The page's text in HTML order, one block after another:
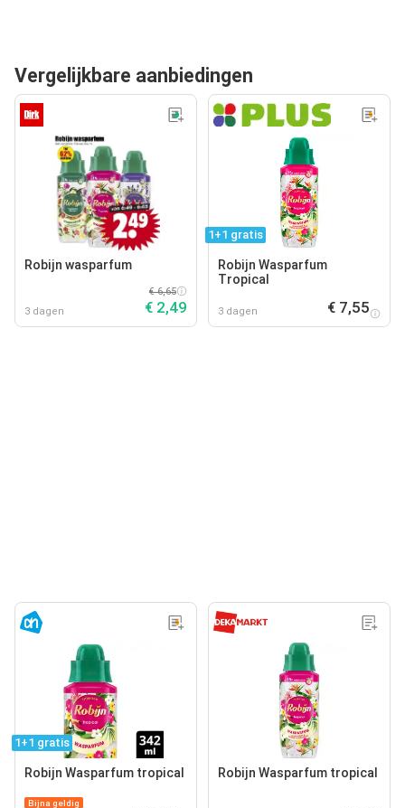
Vergelijkbare aanbiedingen
Robijn wasparfum
3 dagen
€ 6,65
€ 2,49
1+1 gratis
Robijn Wasparfum
Tropical
3 dagen € 7,55
1+1 gratis
Robijn Wasparfum tropical
Bijna geldig
Robijn Wasparfum tropical